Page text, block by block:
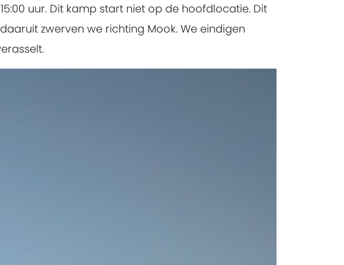
uur. Dit kamp start niet op de hoofdlocatie. Dit
zwerven we richting Mook. We eindigen